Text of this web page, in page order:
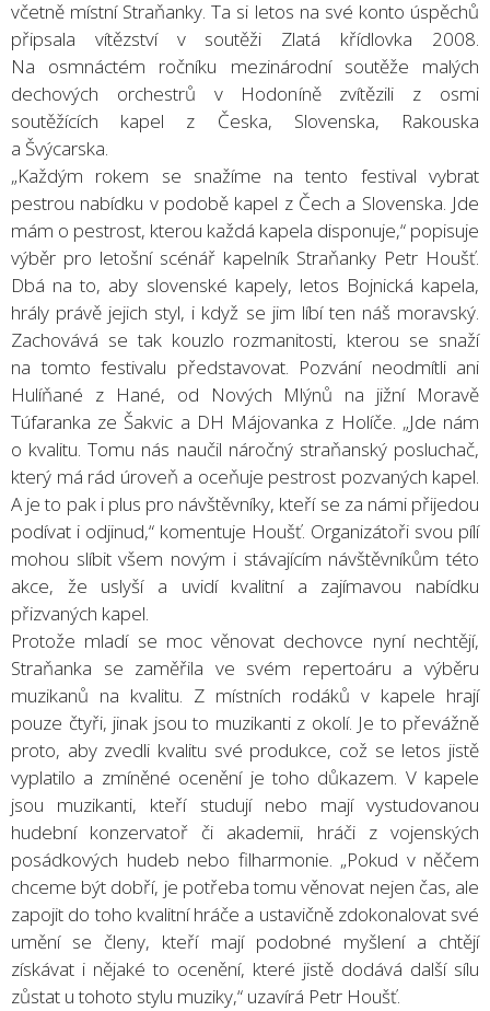
včetně místní Straňanky. Ta si letos na své konto úspěchů
připsala vítězství v soutěži Zlatá křídlovka 2008.
Na osmnáctém ročníku mezinárodní soutěže malých
dechových orchestrů v Hodoníně zvítězili z osmi
soutěžících kapel z Česka, Slovenska, Rakouska
a Švýcarska.
„Každým rokem se snažíme na tento festival vybrat
pestrou nabídku v podobě kapel z Čech a Slovenska. Jde
mám o pestrost, kterou každá kapela disponuje,“ popisuje
výběr pro letošní scénář kapelník Straňanky Petr Houšť.
Dbá na to, aby slovenské kapely, letos Bojnická kapela,
hrály právě jejich styl, i když se jim líbí ten náš moravský.
Zachovává se tak kouzlo rozmanitosti, kterou se snaží
na tomto festivalu představovat. Pozvání neodmítli ani
Hulíňané z Hané, od Nových Mlýnů na jižní Moravě
Túfaranka ze Šakvic a DH Májovanka z Holíče. „Jde nám
o kvalitu. Tomu nás naučil náročný straňanský posluchač,
který má rád úroveň a oceňuje pestrost pozvaných kapel.
A je to pak i plus pro návštěvníky, kteří se za námi přijedou
podívat i odjinud,“ komentuje Houšť. Organizátoři svou pílí
mohou slíbit všem novým i stávajícím návštěvníkům této
akce, že uslyší a uvidí kvalitní a zajímavou nabídku
přizvaných kapel.
Protože mladí se moc věnovat dechovce nyní nechtějí,
Straňanka se zaměřila ve svém repertoáru a výběru
muzikanů na kvalitu. Z místních rodáků v kapele hrají
pouze čtyři, jinak jsou to muzikanti z okolí. Je to převážně
proto, aby zvedli kvalitu své produkce, což se letos jistě
vyplatilo a zmíněné ocenění je toho důkazem. V kapele
jsou muzikanti, kteří studují nebo mají vystudovanou
hudební konzervatoř či akademii, hráči z vojenských
posádkových hudeb nebo filharmonie. „Pokud v něčem
chceme být dobří, je potřeba tomu věnovat nejen čas, ale
zapojit do toho kvalitní hráče a ustavičně zdokonalovat své
umění se členy, kteří mají podobné myšlení a chtějí
získávat i nějaké to ocenění, které jistě dodává další sílu
zůstat u tohoto stylu muziky,“ uzavírá Petr Houšť.